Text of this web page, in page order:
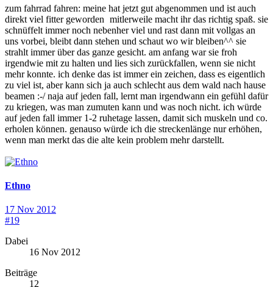
zum fahrrad fahren: meine hat jetzt gut abgenommen und ist auch
direkt viel fitter geworden mitlerweile macht ihr das richtig spaß. sie
schnüffelt immer noch nebenher viel und rast dann mit vollgas an
uns vorbei, bleibt dann stehen und schaut wo wir bleiben^^ sie
strahlt immer über das ganze gesicht. am anfang war sie froh
irgendwie mit zu halten und lies sich zurückfallen, wenn sie nicht
mehr konnte. ich denke das ist immer ein zeichen, dass es eigentlich
zu viel ist, aber kann sich ja auch schlecht aus dem wald nach hause
beamen :-/ naja auf jeden fall, lernt man irgendwann ein gefühl dafür
zu kriegen, was man zumuten kann und was noch nicht. ich würde
auf jeden fall immer 1-2 ruhetage lassen, damit sich muskeln und co.
erholen können. genauso würde ich die streckenlänge nur erhöhen,
wenn man merkt das die alte kein problem mehr darstellt.
Ethno
17 Nov 2012
#19
Dabei
16 Nov 2012
Beiträge
12